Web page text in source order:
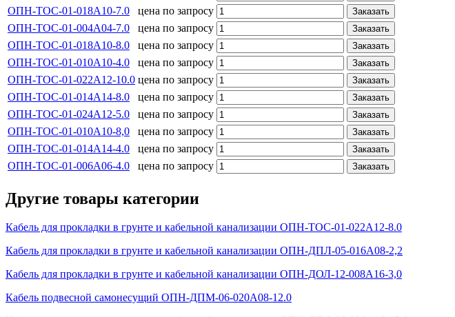
ОПН-ТОС-01-018А10-7.0 цена по запросу Заказать
ОПН-ТОС-01-004А04-7.0 цена по запросу Заказать
ОПН-ТОС-01-018А10-8.0 цена по запросу Заказать
ОПН-ТОС-01-010А10-4.0 цена по запросу Заказать
ОПН-ТОС-01-022А12-10.0 цена по запросу Заказать
ОПН-ТОС-01-014А14-8.0 цена по запросу Заказать
ОПН-ТОС-01-024А12-5.0 цена по запросу Заказать
ОПН-ТОС-01-010А10-8,0 цена по запросу Заказать
ОПН-ТОС-01-014А14-4.0 цена по запросу Заказать
ОПН-ТОС-01-006А06-4.0 цена по запросу Заказать
Другие товары категории
Кабель для прокладки в грунте и кабельной канализации ОПН-ТОС-01-022А12-8.0
Кабель для прокладки в грунте и кабельной канализации ОПН-ДПЛ-05-016А08-2,2
Кабель для прокладки в грунте и кабельной канализации ОПН-ДОЛ-12-008А16-3,0
Кабель подвесной самонесущий ОПН-ДПМ-06-020А08-12.0